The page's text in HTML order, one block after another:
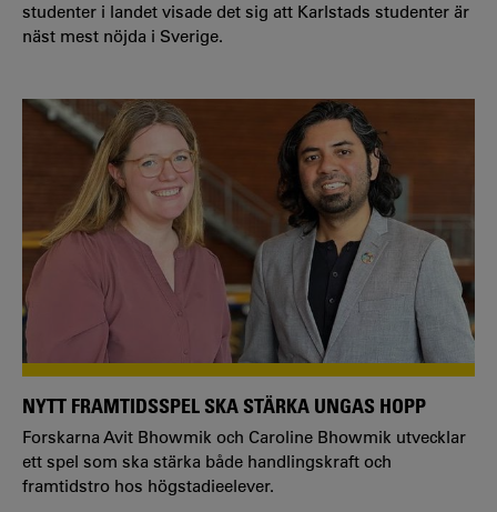
studenter i landet visade det sig att Karlstads studenter är
näst mest nöjda i Sverige.
NYTT FRAMTIDSSPEL SKA STÄRKA UNGAS HOPP
Forskarna Avit Bhowmik och Caroline Bhowmik utvecklar
ett spel som ska stärka både handlingskraft och
framtidstro hos högstadieelever.